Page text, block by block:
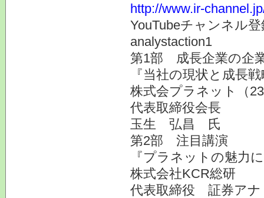
http://www.ir-
YouTubeチャンネル
analystaction1
第1部 成長企業の企
『当社の現状と成長
株式会プラネット（
代表取締役会長
玉生 弘昌 氏
第2部 注目講演
『プラネットの魅力
株式会社KCR総研
代表取締役 証券ア